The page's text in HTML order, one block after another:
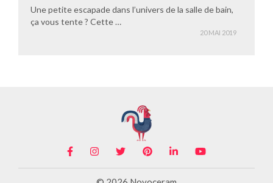
Une petite escapade dans l’univers de la salle de bain,
ça vous tente ? Cette …
20 MAI 2019